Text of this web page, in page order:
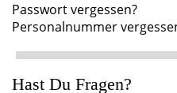
Passwort vergessen?
Personalnummer
Hast Du Fragen?